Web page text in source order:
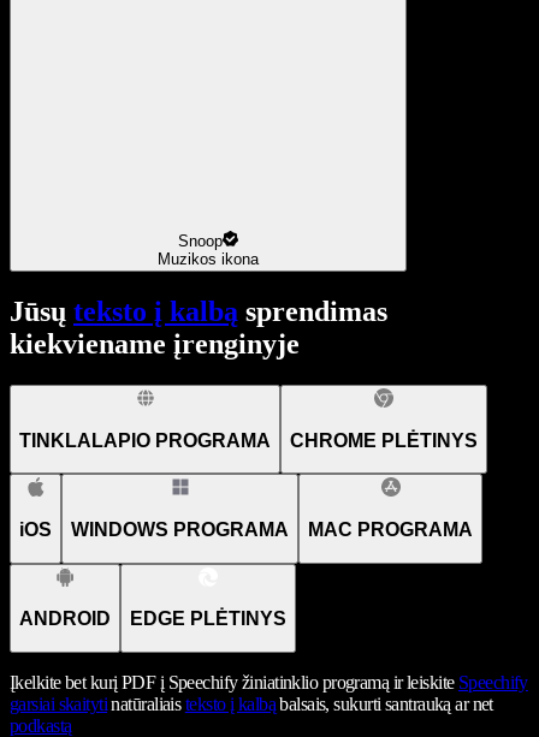
Snoop
Muzikos ikona
Jūsų teksto į kalbą sprendimas
kiekviename įrenginyje
TINKLALAPIO PROGRAMA CHROME PLĖTINYS
iOS WINDOWS PROGRAMA MAC PROGRAMA
ANDROID EDGE PLĖTINYS
Įkelkite bet kurį PDF į Speechify žiniatinklio programą ir leiskite Speechify
garsiai skaitytinatūraliaisteksto į kalbąbalsais, sukurti santrauką ar net
podkastą